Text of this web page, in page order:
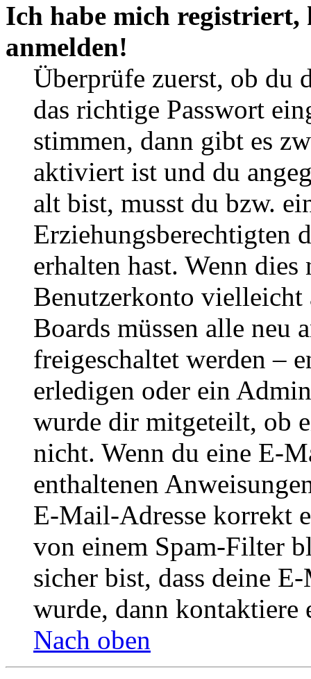
Ich habe mich
anmelden!
Überprüfe zuerst, ob du
das richtige Passwort
stimmen, dann gibt es
aktiviert ist und du
alt bist, musst du bzw.
Erziehungsberechtigten
erhalten hast. Wenn
Benutzerkonto
Boards müssen alle neu
freigeschaltet werden –
erledigen oder ein
wurde dir mitgeteilt, ob
nicht. Wenn du eine E-
enthaltenen
E-Mail-Adresse korrekt
von einem Spam-Filter
sicher bist, dass deine
wurde, dann kontaktiere
Nach oben